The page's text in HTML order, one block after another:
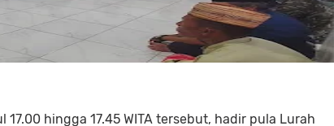
hingga 17.45 WITA tersebut, hadir pula Lurah